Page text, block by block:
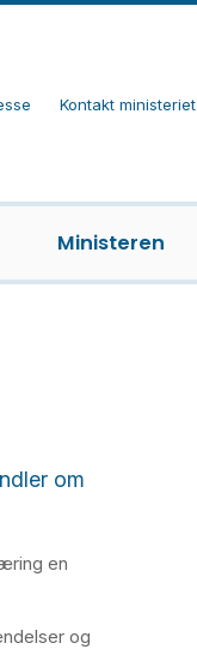
Kontakt ministeriet
Ministeren
om
en
og